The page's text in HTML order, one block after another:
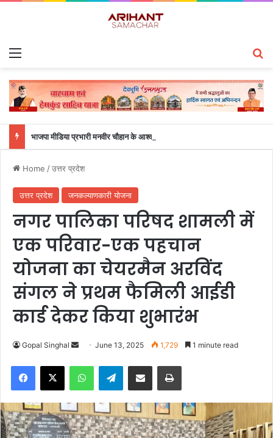
Home /उत्तर प्रदेश
उत्तर प्रदेश जनकल्याणकारी योजना
नगर पालिका परिषद शामली में
एक परिवार-एक पहचान
योजना का चेयरमैन अरविंद
संगल ने प्रथम फैमिली आईडी
कार्ड देकर किया शुभारंभ
Gopal Singhal
n
d
a
n
e
June 13, 2025 1,729 1 minute read
Telegram